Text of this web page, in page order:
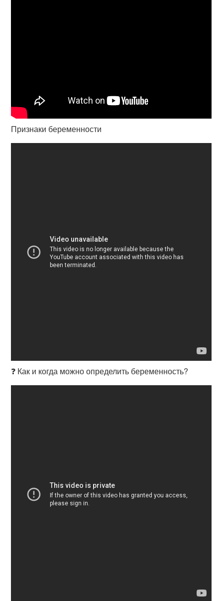
Признаки беременности
❓ Как и когда можно определить беременность?